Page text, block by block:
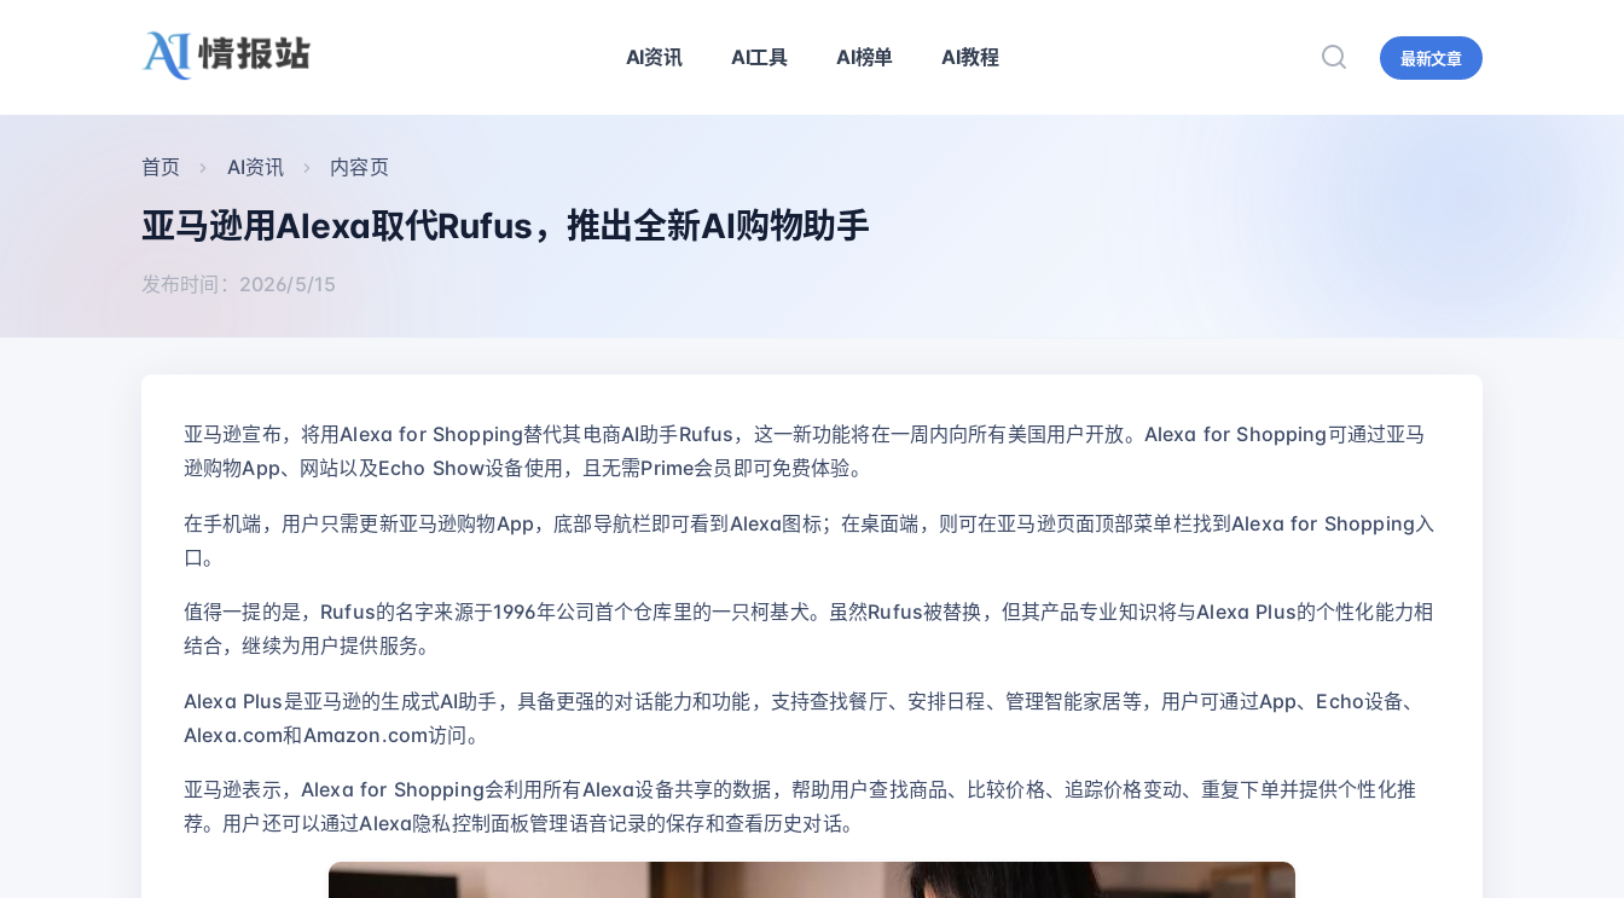
AI资讯 AI工具 AI榜单 AI教程 最新文章
首页 AI资讯 内容页
亚马逊用Alexa取代Rufus，推出全新AI购物助手
发布时间：2026/5/15
亚马逊宣布，将用Alexa for Shopping替代其电商AI助手Rufus，这一新功能将在一周内向所有美国用户开放。Alexa for Shopping可通过亚马
逊购物App、网站以及Echo Show设备使用，且无需Prime会员即可免费体验。
在手机端，用户只需更新亚马逊购物App，底部导航栏即可看到Alexa图标；在桌面端，则可在亚马逊页面顶部菜单栏找到Alexa for Shopping入
口。
值得一提的是，Rufus的名字来源于1996年公司首个仓库里的一只柯基犬。虽然Rufus被替换，但其产品专业知识将与Alexa Plus的个性化能力相
结合，继续为用户提供服务。
Alexa Plus是亚马逊的生成式AI助手，具备更强的对话能力和功能，支持查找餐厅、安排日程、管理智能家居等，用户可通过App、Echo设备、
Alexa.com和Amazon.com访问。
亚马逊表示，Alexa for Shopping会利用所有Alexa设备共享的数据，帮助用户查找商品、比较价格、追踪价格变动、重复下单并提供个性化推
荐。用户还可以通过Alexa隐私控制面板管理语音记录的保存和查看历史对话。